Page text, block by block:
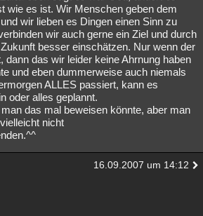
wie es ist. Wir Menschen geben dem
wir lieben es Dingen einen Sinn zu
wir auch gerne ein Ziel und durch
besser einschätzen. Nur wenn der
dann das wir leider keine Ahrnung haben
und eben dummerweise auch niemals
ALLES passiert, kann es
oder alles geplannt.
das mal beweisen könnte, aber man
nicht
16.09.2007 um 14:12